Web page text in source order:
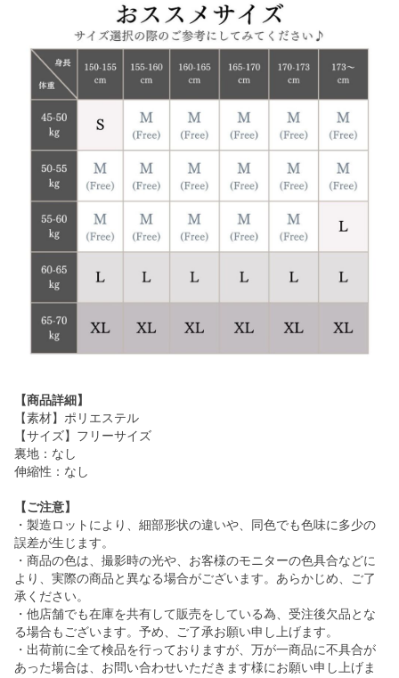
【商品詳細】
【素材】ポリエステル
【サイズ】フリーサイズ
裏地：なし
伸縮性：なし
【ご注意】
・製造ロットにより、細部形状の違いや、同色でも色味に多少の
誤差が生じます。
・商品の色は、撮影時の光や、お客様のモニターの色具合などに
より、実際の商品と異なる場合がございます。あらかじめ、ご了
承ください。
・他店舗でも在庫を共有して販売をしている為、受注後欠品とな
る場合もございます。予め、ご了承お願い申し上げます。
・出荷前に全て検品を行っておりますが、万が一商品に不具合が
あった場合は、お問い合わせいただきます様にお願い申し上げま